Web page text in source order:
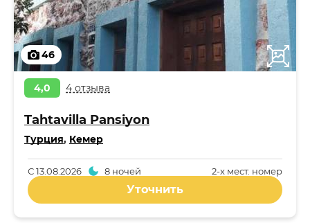
46
4,0 4 отзыва
Tahtavilla Pansiyon
Турция, Кемер
2-x мест. номер
С13.08.2026 8 ночей
Уточнить